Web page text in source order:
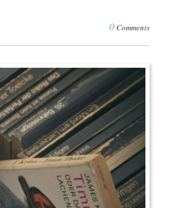
0 Comments